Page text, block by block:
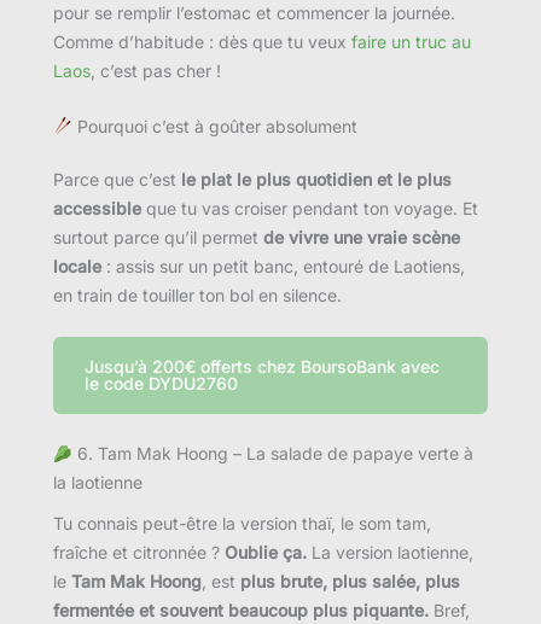
pour se remplir l’estomac et commencer la journée.
Comme d’habitude : dès que tu veux faire un truc au
Laos , c’est pas cher !
Pourquoi c’est à goûter absolument
Parce que c’est le plat le plus quotidien et le plus
accessible que tu vas croiser pendant ton voyage. Et
surtout parce qu’il permet de vivre une vraie scène
locale : assis sur un petit banc, entouré de Laotiens,
en train de touiller ton bol en silence.
Jusqu’à 200€ offerts chez BoursoBank avec
le code DYDU2760
6. Tam Mak Hoong – La salade de papaye verte à
la laotienne
Tu connais peut-être la version thaï, le som tam,
fraîche et citronnée ? Oublie ça. La version laotienne,
le Tam Mak Hoong , est plus brute, plus salée, plus
fermentée et souvent beaucoup plus piquante. Bref,